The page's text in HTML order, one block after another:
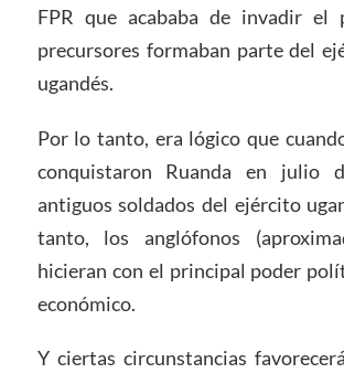
FPR que acababa de invadir el
precursores formaban parte del
ugandés.
Por lo tanto, era lógico que
conquistaron Ruanda en julio
antiguos soldados del ejército
tanto, los anglófonos
hicieran con el principal poder
económico.
Y ciertas circunstancias